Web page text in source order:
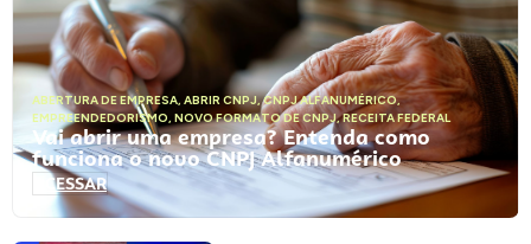
ABERTURA DE EMPRESA, ABRIR CNPJ,CNPJ ALFANUMÉRICO,
EMPREENDEDORISMO, NOVO FORMATO DE CNPJ,RECEITA FEDERAL
Vai abrir uma empresa? Entenda como
funciona o novo CNPJ Alfanumérico
ACESSAR